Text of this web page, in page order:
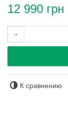
12 990 грн
-
К сравнению